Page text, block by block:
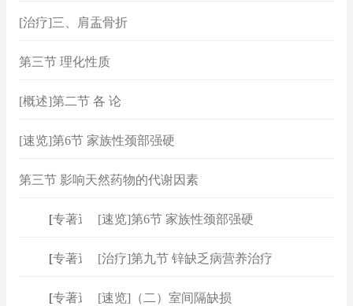
[治疗]三、肩盂骨折
第三节 理化性质
[概述]第二节 各 论
[速览]第6节 家族性颈部强硬
第三节 影响天然药物的代谢因素
专著速查]
[速览]第6节 家族性颈部强硬
专著速查]
[治疗]第九节 锌缺乏病营养治疗
专著速查]
[速览]（二）室间隔缺损